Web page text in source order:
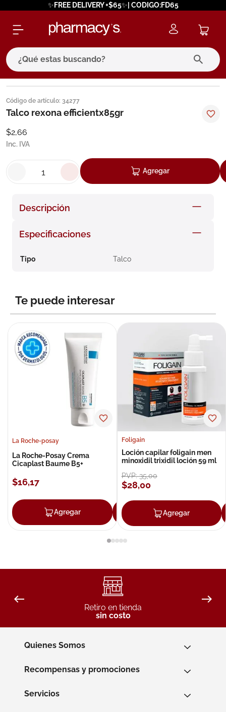
✨FREE DELIVERY +$65✨| CODIGO:FD65
¿Qué estas buscando?
Código de artículo: 34277
Talco rexona efficientx85gr
$2,66
Inc. IVA
Agregar
Descripción
Especificaciones
Tipo Talco
Te puede interesar
La Roche-posay
La Roche-Posay Crema
Cicaplast Baume B5+
$16,17
Agregar Agregar
Foligain
Loción capilar foligain men
minoxidil trixidil loción 59 ml
PVP:35,00
$28,00
Agregar
Retiro en tienda
sin costo
Quienes Somos
Recompensas y promociones
Servicios
términos más buscados
1. eucerin
2
3.
5. cerave
8. roche posay